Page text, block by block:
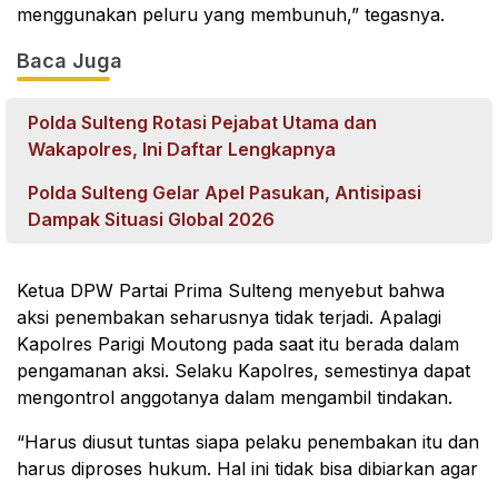
menggunakan peluru yang membunuh,” tegasnya.
Baca Juga
Polda Sulteng Rotasi Pejabat Utama dan
Wakapolres, Ini Daftar Lengkapnya
Polda Sulteng Gelar Apel Pasukan, Antisipasi
Dampak Situasi Global 2026
Ketua DPW Partai Prima Sulteng menyebut bahwa
aksi penembakan seharusnya tidak terjadi. Apalagi
Kapolres Parigi Moutong pada saat itu berada dalam
pengamanan aksi. Selaku Kapolres, semestinya dapat
mengontrol anggotanya dalam mengambil tindakan.
“Harus diusut tuntas siapa pelaku penembakan itu dan
harus diproses hukum. Hal ini tidak bisa dibiarkan agar